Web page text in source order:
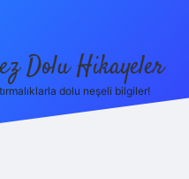
Dolu Hikayeler
dolu neşeli bilgiler!